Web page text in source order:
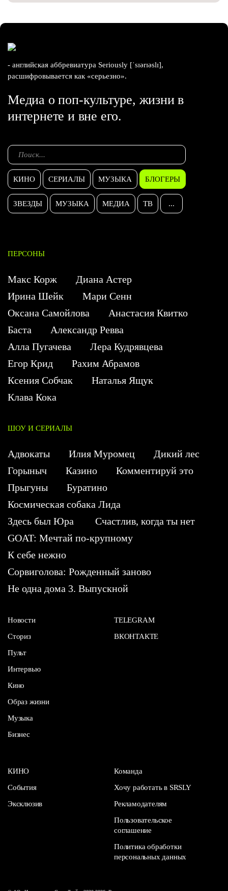
- английская аббревиатура Seriously [ˈsɪərɪəslɪ],
расшифровывается как «серьезно».
Медиа о поп-культуре, жизни в
интернете и вне его.
КИНО СЕРИАЛЫ МУЗЫКА БЛОГЕРЫ
ЗВЕЗДЫ МУЗЫКА МЕДИА ТВ ...
ПЕРСОНЫ
Макс Корж
Диана Астер
Ирина Шейк
Мари Сенн
Оксана Самойлова
Анастасия Квитко
Баста
Александр Ревва
Алла Пугачева
Лера Кудрявцева
Егор Крид
Рахим Абрамов
Ксения Собчак
Наталья Ящук
Клава Кока
ШОУ И СЕРИАЛЫ
Адвокаты Илия Муромец
Дикий лес
Горыныч
Казино
Комментируй это
Прыгуны
Буратино
Космическая собака Лида
Здесь был Юра
Счастлив, когда ты нет
GOAT: Мечтай по-крупному
К себе нежно
Сорвиголова: Рожденный заново
Не одна дома 3. Выпускной
Новости
Сториз
Пульт
Интервью
Кино
Образ жизни
Музыка
Бизнес
TELEGRAM
ВКОНТАКТЕ
КИНО
События
Эксклюзив
Команда
Хочу работать в SRSLY
Рекламодателям
Пользовательское
соглашение
Политика обработки
персональных данных